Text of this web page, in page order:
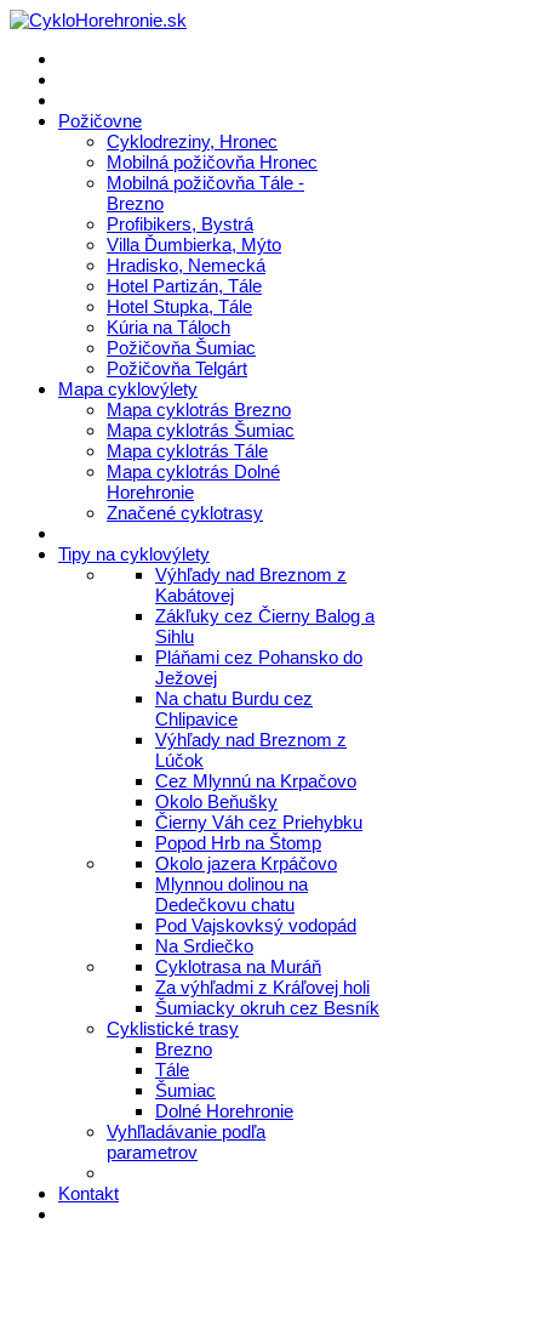
Požičovne
Cyklodreziny, Hronec
Mobilná požičovňa Hronec
Mobilná požičovňa Tále -
Brezno
Profibikers, Bystrá
Villa Ďumbierka, Mýto
Hradisko, Nemecká
Hotel Partizán, Tále
Hotel Stupka, Tále
Kúria na Táloch
Požičovňa Šumiac
Požičovňa Telgárt
Mapa cyklovýlety
Mapa cyklotrás Brezno
Mapa cyklotrás Šumiac
Mapa cyklotrás Tále
Mapa cyklotrás Dolné
Horehronie
Značené cyklotrasy
Tipy na cyklovýlety
Výhľady nad Breznom z
Kabátovej
Zákľuky cez Čierny Balog a
Sihlu
Pláňami cez Pohansko do
Ježovej
Na chatu Burdu cez
Chlipavice
Výhľady nad Breznom z
Lúčok
Cez Mlynnú na Krpačovo
Okolo Beňušky
Čierny Váh cez Priehybku
Popod Hrb na Štomp
Okolo jazera Krpáčovo
Mlynnou dolinou na
Dedečkovu chatu
Pod Vajskovksý vodopád
Na Srdiečko
Cyklotrasa na Muráň
Za výhľadmi z Kráľovej holi
Šumiacky okruh cez Besník
Cyklistické trasy
Brezno
Tále
Šumiac
Dolné Horehronie
Vyhľladávanie podľa
parametrov
Kontakt